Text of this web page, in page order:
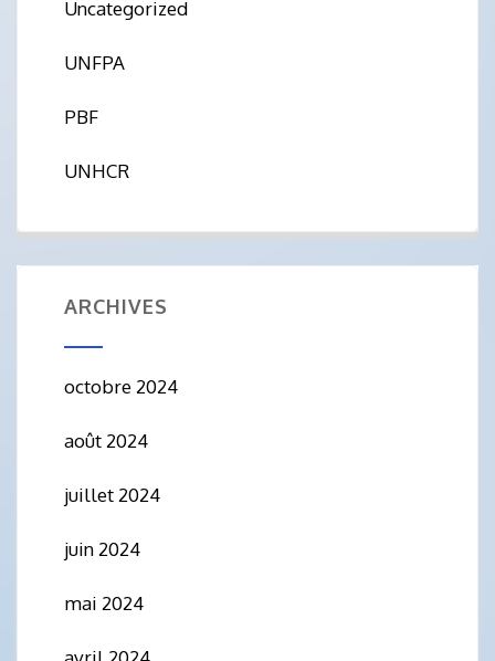
Uncategorized
UNFPA
PBF
UNHCR
ARCHIVES
octobre 2024
août 2024
juillet 2024
juin 2024
mai 2024